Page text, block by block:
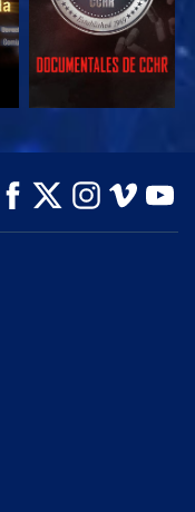
EXPLORA LAS
SERIES